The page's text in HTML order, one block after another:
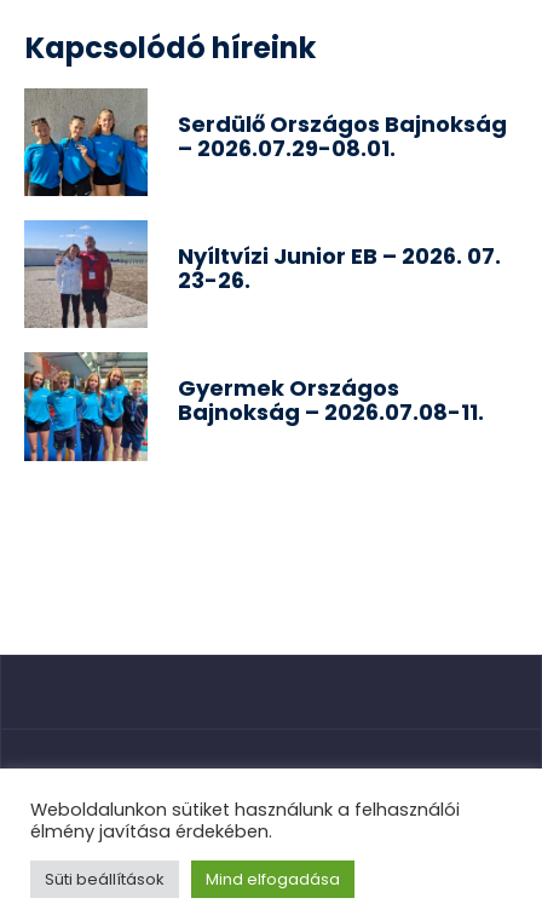
Kapcsolódó híreink
Serdülő Országos Bajnokság
– 2026.07.29-08.01.
Nyíltvízi Junior EB – 2026. 07.
23-26.
Gyermek Országos
Bajnokság – 2026.07.08-11.
Nyitóoldal
TVSE
Weboldalunkon sütiket használunk a felhasználói
élmény javítása érdekében.
Süti beállítások Mind elfogadása